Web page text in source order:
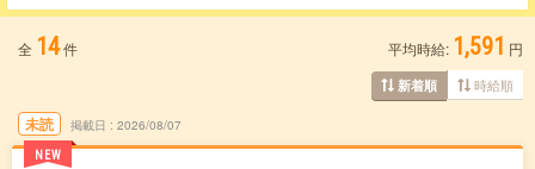
全 14件 平均時給: 1,591 円
新着順 時給順
未読
NEW
掲載日 2026/08/07